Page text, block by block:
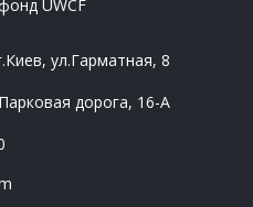
UWCF
ул.Гарматная, 8
дорога, 16-А